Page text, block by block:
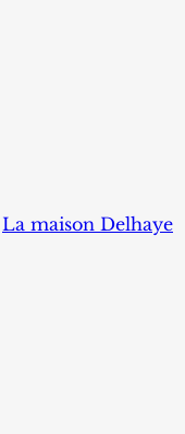
La maison Delhaye